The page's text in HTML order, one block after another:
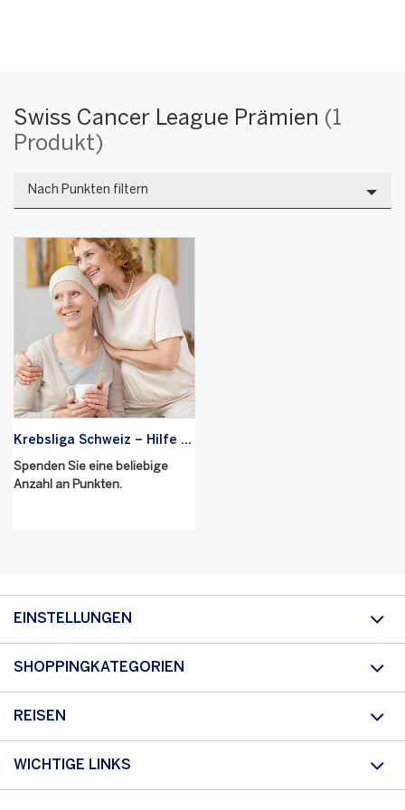
changed
successfully!
Swiss
Cancer
League
Swiss Cancer League Prämien (1
Produkt)
Nach Punkten filtern
Krebsliga Schweiz – Hilfe für Krebsbetroffene und ihre Angehörigen
Spenden Sie eine beliebige
Anzahl an Punkten.
EINSTELLUNGEN
SHOPPINGKATEGORIEN
REISEN
WICHTIGE LINKS